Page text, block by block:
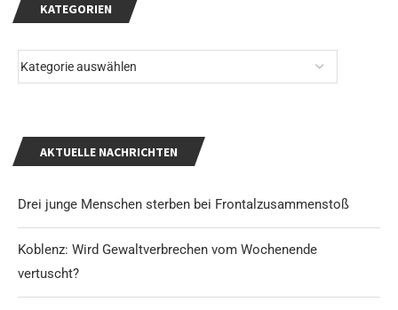
KATEGORIEN
AKTUELLE NACHRICHTEN
Drei junge Menschen sterben bei Frontalzusammenstoß
Koblenz: Wird Gewaltverbrechen vom Wochenende
vertuscht?